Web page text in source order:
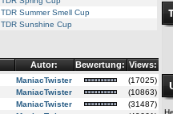
TDR Summer Smell Cup
TDR Sunshine Cup
Autor: Bewertung: Views:
ManiacTwister
(17025)
ManiacTwister
(10863)
ManiacTwister
(31487)